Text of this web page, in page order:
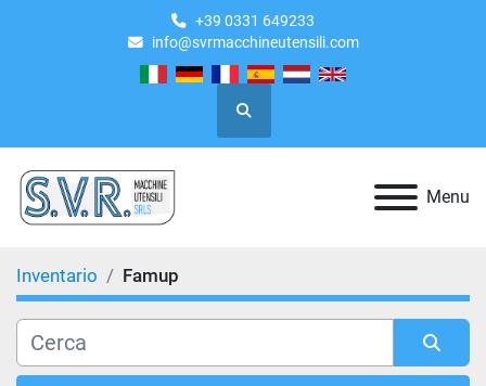
+39 0331 649233
info@svrmacchineutensili.com
Cerca
Menu
Inventario Famup